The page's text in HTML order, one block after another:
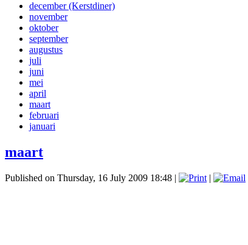
december (Kerstdiner)
november
oktober
september
augustus
juli
juni
mei
april
maart
februari
januari
maart
Published on Thursday, 16 July 2009 18:48 | |